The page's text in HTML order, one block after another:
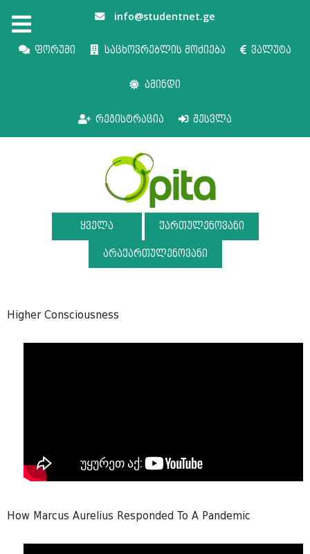
info@studentnet.ge
ფორუმი საცხოვრებლის მოძიება ვალუტა
ამინდი
რეგისტრაცია შესვლა
ყველა ქართულენოვანი
არაქართულენოვანი
Higher Consciousness
How Marcus Aurelius Responded To A Pandemic